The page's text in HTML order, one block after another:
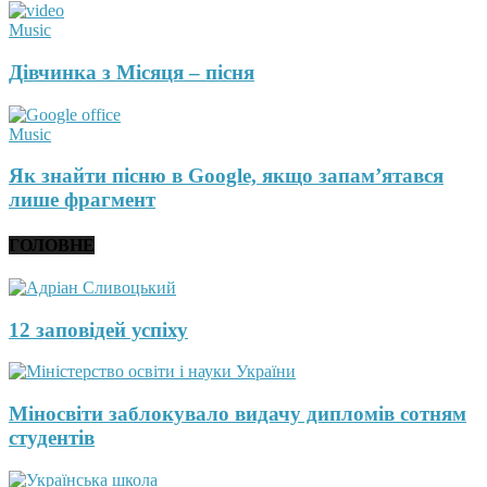
Music
Дівчинка з Місяця – пісня
Music
Як знайти пісню в Google, якщо запам’ятався
лише фрагмент
ГОЛОВНЕ
12 заповідей успіху
Міносвіти заблокувало видачу дипломів сотням
студентів